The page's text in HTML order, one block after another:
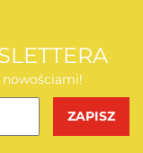
nowościami!